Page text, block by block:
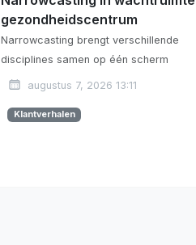
gezondheidscentrum
Narrowcasting brengt verschillende
disciplines samen op één scherm
augustus 7, 2026 13:11
Klantverhalen